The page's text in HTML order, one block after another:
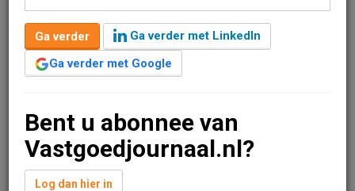
Redactie
1 januari 2021 om 16:05
6 jaar geleden aangepast
2 minuten leestijd
Het CBRE Dutch Residential Fund van CBRE Global
DRES nu bijna 50 investeerders.
Verder lezen?
Ga verder
Ga verder met LinkedIn
Ga verder met Google
Bent u abonnee van
Vastgoedjournaal.nl?
Log dan hier in